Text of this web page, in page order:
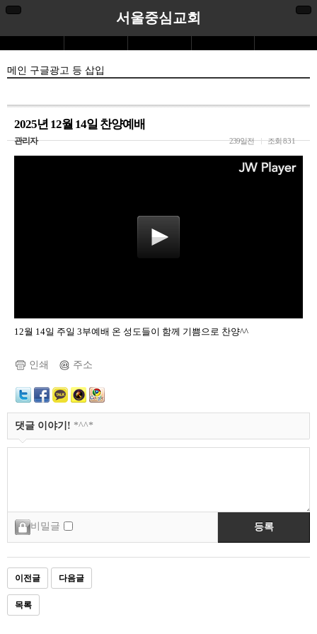
서울중심교회
메인 구글광고 등 삽입
2025년 12월 14일 찬양예배
관리자 조회831
239일전
12월 14일 주일 3부예배 온 성도들이 함께 기쁨으로 찬양^^
인쇄 주소
댓글 이야기! *^^*
비밀글 등록
이전글 다음글
목록